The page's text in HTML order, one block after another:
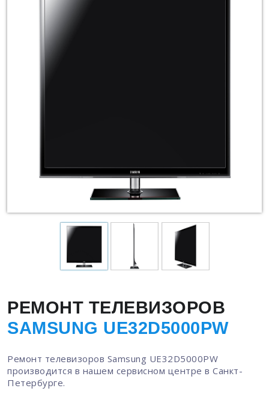
РЕМОНТ ТЕЛЕВИЗОРОВ
SAMSUNG UE32D5000PW
Ремонт телевизоров Samsung UE32D5000PW
производится в нашем сервисном центре в Санкт-
Петербурге.